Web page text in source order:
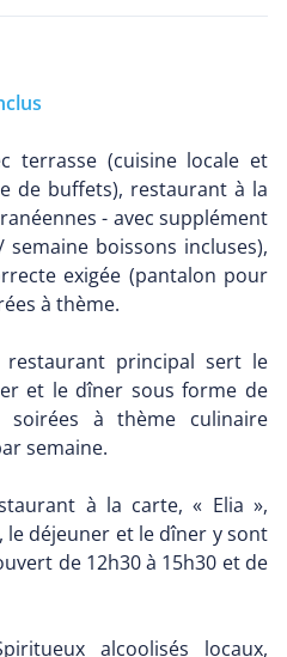
terrasse (cuisine locale et
de buffets), restaurant à la
- avec supplément
boissons incluses),
exigée (pantalon pour
à thème.
restaurant principal sert le
et le dîner sous forme de
à thème culinaire
semaine.
à la carte, « Elia »,
le déjeuner et le dîner y sont
de 12h30 à 15h30 et de
alcoolisés locaux,